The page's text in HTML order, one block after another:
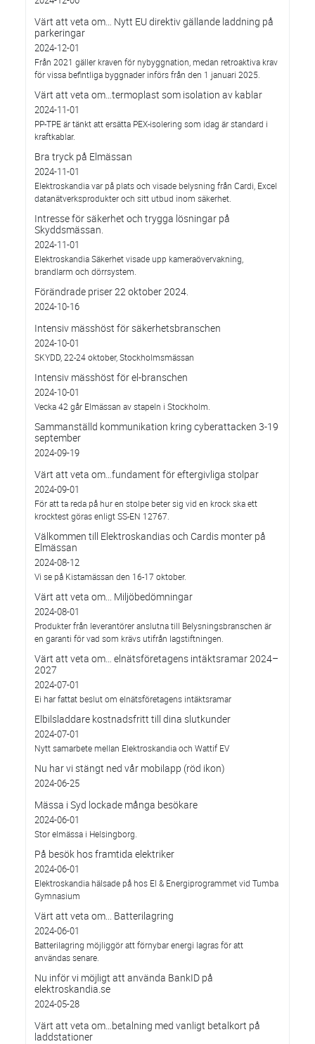
Värt att veta om… Nytt EU direktiv gällande laddning på
parkeringar
2024-12-01
Från 2021 gäller kraven för nybyggnation, medan retroaktiva krav
för vissa befintliga byggnader införs från den 1 januari 2025.
Värt att veta om…termoplast som isolation av kablar
2024-11-01
PP-TPE är tänkt att ersätta PEX-isolering som idag är standard i
kraftkablar.
Bra tryck på Elmässan
2024-11-01
Elektroskandia var på plats och visade belysning från Cardi, Excel
datanätverksprodukter och sitt utbud inom säkerhet.
Intresse för säkerhet och trygga lösningar på
Skyddsmässan.
2024-11-01
Elektroskandia Säkerhet visade upp kameraövervakning,
brandlarm och dörrsystem.
Förändrade priser 22 oktober 2024.
2024-10-16
Intensiv mässhöst för säkerhetsbranschen
2024-10-01
SKYDD, 22-24 oktober, Stockholmsmässan
Intensiv mässhöst för el-branschen
2024-10-01
Vecka 42 går Elmässan av stapeln i Stockholm.
Sammanställd kommunikation kring cyberattacken 3-19
september
2024-09-19
Värt att veta om…fundament för eftergivliga stolpar
2024-09-01
För att ta reda på hur en stolpe beter sig vid en krock ska ett
krocktest göras enligt SS-EN 12767.
Välkommen till Elektroskandias och Cardis monter på
Elmässan
2024-08-12
Vi se på Kistamässan den 16-17 oktober.
Värt att veta om... Miljöbedömningar
2024-08-01
Produkter från leverantörer anslutna till Belysningsbranschen är
en garanti för vad som krävs utifrån lagstiftningen.
Värt att veta om… elnätsföretagens intäktsramar 2024–
2027
2024-07-01
Ei har fattat beslut om elnätsföretagens intäktsramar
Elbilsladdare kostnadsfritt till dina slutkunder
2024-07-01
Nytt samarbete mellan Elektroskandia och Wattif EV
Nu har vi stängt ned vår mobilapp (röd ikon)
2024-06-25
Mässa i Syd lockade många besökare
2024-06-01
Stor elmässa i Helsingborg.
På besök hos framtida elektriker
2024-06-01
Elektroskandia hälsade på hos El & Energiprogrammet vid Tumba
Gymnasium
Värt att veta om... Batterilagring
2024-06-01
Batterilagring möjliggör att förnybar energi lagras för att
användas senare.
Nu inför vi möjligt att använda BankID på
elektroskandia.se
2024-05-28
Värt att veta om…betalning med vanligt betalkort på
laddstationer